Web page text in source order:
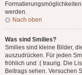
werden.
Nach oben
Was sind Smilies?
Smilies sind kleine Bilder,
auszudrücken. Für jeden
fröhlich und :( traurig. Die
Beitrags sehen. Versuchen